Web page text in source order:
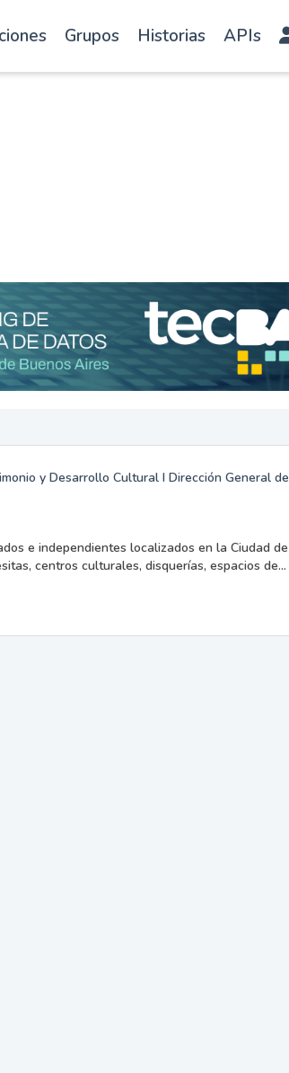
Grupos Historias APIs
y Desarrollo Cultural I Dirección General de
e independientes localizados en la Ciudad de
centros culturales, disquerías, espacios de...